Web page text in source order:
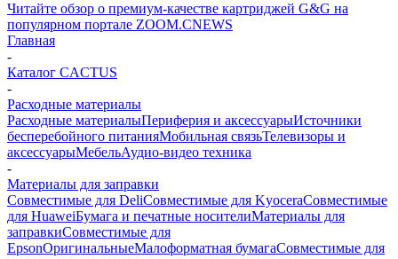
Читайте обзор о премиум-качестве картриджей G&G на
популярном портале ZOOM.CNEWS
Главная
-
Каталог CACTUS
-
Расходные материалы
Расходные материалыПериферия и аксессуарыИсточники
бесперебойного питанияМобильная связьТелевизоры и
аксессуарыМебельАудио-видео техника
-
Материалы для заправки
Совместимые для DeliСовместимые для KyoceraСовместимые
для HuaweiБумага и печатные носителиМатериалы для
заправкиСовместимые для
EpsonОригинальныеМалоформатная бумагаСовместимые для